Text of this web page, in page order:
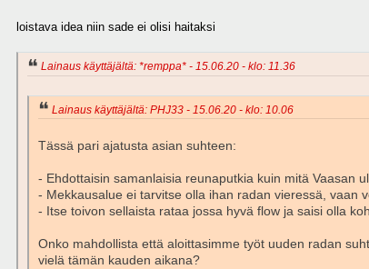
loistava idea niin sade ei olisi haitaksi
Lainaus käyttäjältä: *remppa* - 15.06.20 - klo: 11.36
Lainaus käyttäjältä: PHJ33 - 15.06.20 - klo: 10.06
Tässä pari ajatusta asian suhteen:
- Ehdottaisin samanlaisia reunaputkia kuin mitä Vaasan
- Mekkausalue ei tarvitse olla ihan radan vieressä, vaan
- Itse toivon sellaista rataa jossa hyvä flow ja saisi olla
Onko mahdollista että aloittasimme työt uuden radan
vielä tämän kauden aikana?